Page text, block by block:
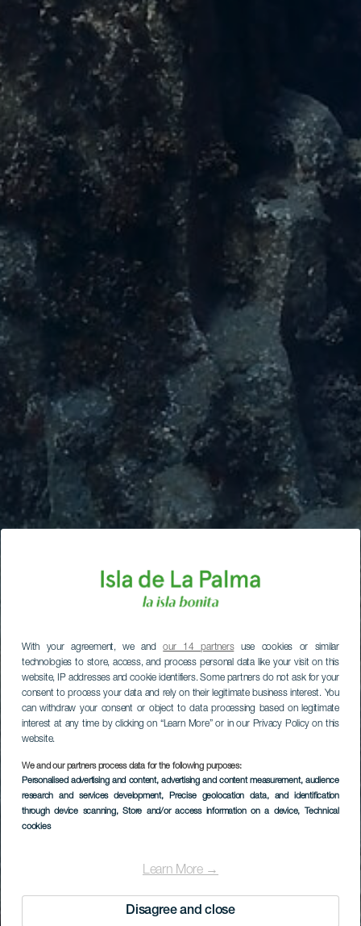
With your agreement, we andour 14 partnersuse cookies or similar
technologies to store, access, and process personal data like your visit on this
website, IP addresses and cookie identifiers. Some partners do not ask for your
consent to process your data and rely on their legitimate business interest. You
can withdraw your consent or object to data processing based on legitimate
interest at any time by clicking on “Learn More” or in our Privacy Policy on this
website.
We and our partners process data for the following purposes:
Personalised advertising and content, advertising and content measurement, audience
research and services development, Precise geolocation data, and identification
through device scanning, Store and/or access information on a device, Technical
cookies
Learn More →
Disagree and close